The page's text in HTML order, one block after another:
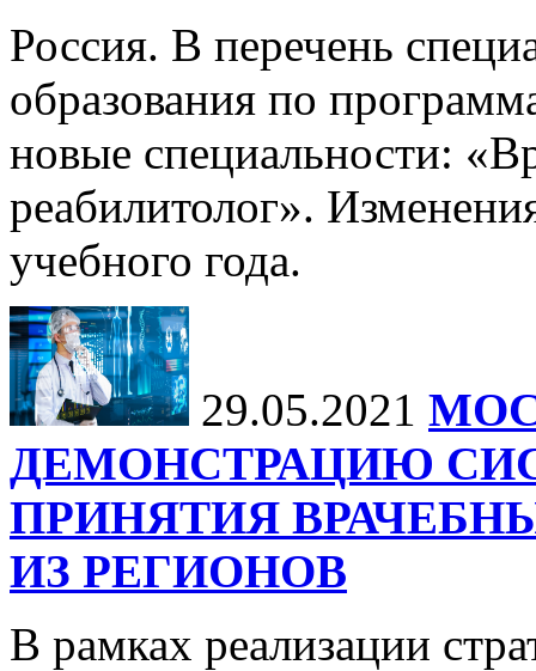
Россия. В перечень
образования по
новые специальности:
реабилитолог».
учебного года.
29.05.2021
ДЕМОНСТРАЦИЮ
ПРИНЯТИЯ
ИЗ РЕГИОНОВ
В рамках реализации